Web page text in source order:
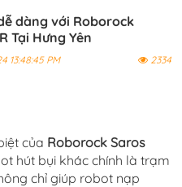
dàng với Roborock
Tại Hưng Yên
13:48:45 PM 2334
của Roborock Saros
hút bụi khác chính là trạm
chỉ giúp robot nạp